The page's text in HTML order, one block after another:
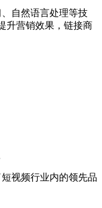
自然语言处理等技
升营销效果，链接商
视频行业内的领先品